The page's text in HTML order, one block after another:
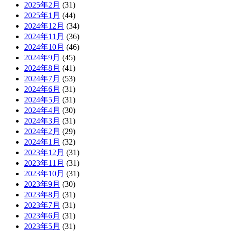
2025年2月 (31)
2025年1月 (44)
2024年12月 (34)
2024年11月 (36)
2024年10月 (46)
2024年9月 (45)
2024年8月 (41)
2024年7月 (53)
2024年6月 (31)
2024年5月 (31)
2024年4月 (30)
2024年3月 (31)
2024年2月 (29)
2024年1月 (32)
2023年12月 (31)
2023年11月 (31)
2023年10月 (31)
2023年9月 (30)
2023年8月 (31)
2023年7月 (31)
2023年6月 (31)
2023年5月 (31)